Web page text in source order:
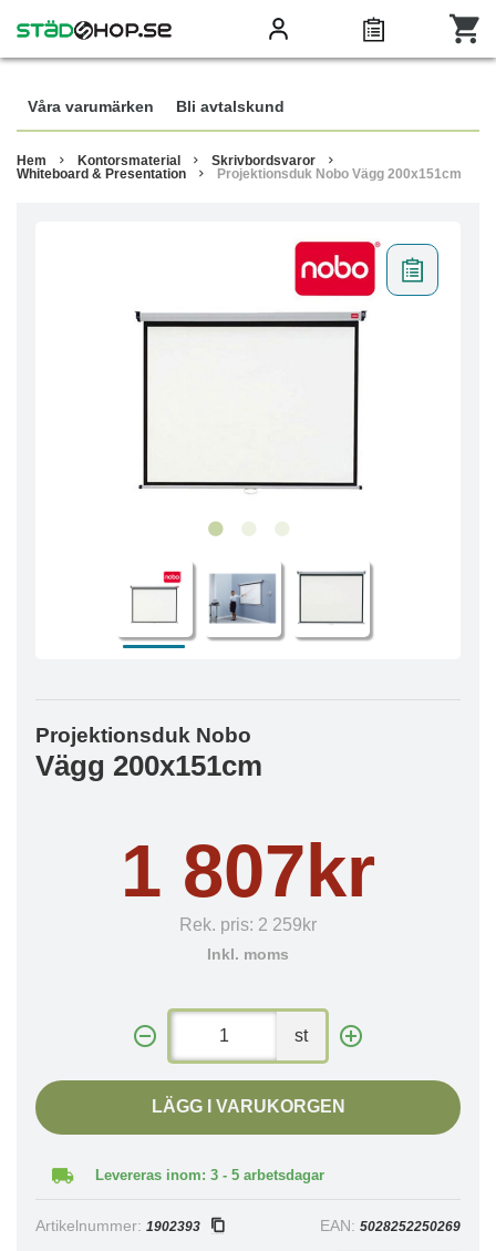
Våra varumärken Bli avtalskund
Hem Kontorsmaterial
Skrivbordsvaror
Whiteboard & Presentation
Projektionsduk Nobo Vägg 200x151cm
Projektionsduk Nobo
Vägg 200x151cm
1 807kr
Rek. pris: 2 259kr
Inkl. moms
st
LÄGG I VARUKORGEN
Levereras inom: 3 - 5 arbetsdagar
Artikelnummer: 1902393 EAN: 5028252250269